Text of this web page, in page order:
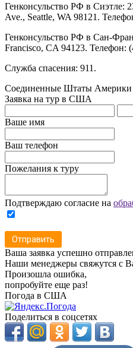
Генконсульство РФ в Сиэтле:
Ave., Seattle, WA 98121.
Генконсульство РФ в Сан-
Francisco, CA 94123. Телефон:
Служба спасения: 911.
Соединенные Штаты Америки
Заявка на тур в США
Ваше имя
Ваш телефон
Пожелания к туру
Подтверждаю согласие на
Отправить
Ваша заявка успешно
Наши менеджеры свяжутся с
Произошла ошибка,
попробуйте еще раз!
Погода в США
Поделиться в соцсетях